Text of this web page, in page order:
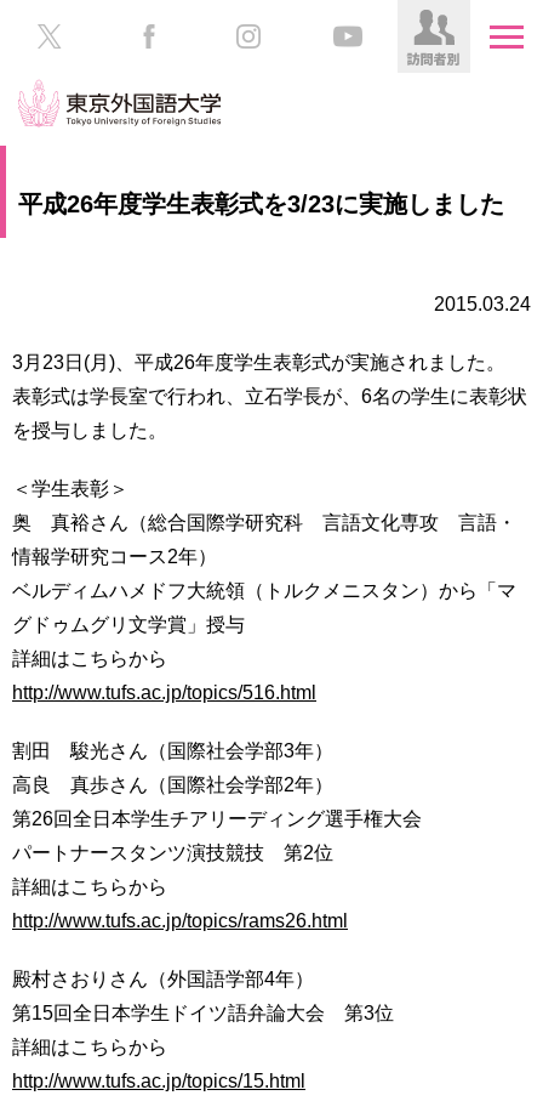
学
部・
大
院
教
育
研
社
連
携
入
試
情
附
を
す
験
学
生
の
護
者
の
卒
業
の
方
一
般・
域
の
教
員
専
平成26年度学生表彰式を3/23に実施しました
2015.03.24
3月23日(月)、平成26年度学生表彰式が実施されました。
表彰式は学長室で行われ、立石学長が、6名の学生に表彰状
を授与しました。
＜学生表彰＞
奥 真裕さん（総合国際学研究科 言語文化専攻 言語・
情報学研究コース2年）
ベルディムハメドフ大統領（トルクメニスタン）から「マ
グドゥムグリ文学賞」授与
詳細はこちらから
http://www.tufs.ac.jp/topics/516.html
割田 駿光さん（国際社会学部3年）
高良 真歩さん（国際社会学部2年）
第26回全日本学生チアリーディング選手権大会
パートナースタンツ演技競技 第2位
詳細はこちらから
http://www.tufs.ac.jp/topics/rams26.html
殿村さおりさん（外国語学部4年）
第15回全日本学生ドイツ語弁論大会 第3位
詳細はこちらから
http://www.tufs.ac.jp/topics/15.html